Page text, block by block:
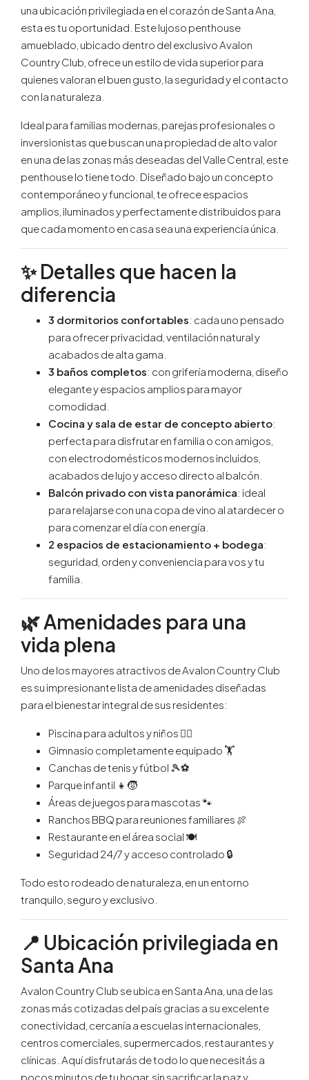
una ubicación privilegiada en el corazón de Santa Ana,
esta es tu oportunidad. Este lujoso penthouse
amueblado, ubicado dentro del exclusivo Avalon
Country Club, ofrece un estilo de vida superior para
quienes valoran el buen gusto, la seguridad y el contacto
con la naturaleza.
Ideal para familias modernas, parejas profesionales o
inversionistas que buscan una propiedad de alto valor
en una de las zonas más deseadas del Valle Central, este
penthouse lo tiene todo. Diseñado bajo un concepto
contemporáneo y funcional, te ofrece espacios
amplios, iluminados y perfectamente distribuidos para
que cada momento en casa sea una experiencia única.
✨ Detalles que hacen la
diferencia
3 dormitorios confortables: cada uno pensado
para ofrecer privacidad, ventilación natural y
acabados de alta gama.
3 baños completos: con grifería moderna, diseño
elegante y espacios amplios para mayor
comodidad.
Cocina y sala de estar de concepto abierto:
perfecta para disfrutar en familia o con amigos,
con electrodomésticos modernos incluidos,
acabados de lujo y acceso directo al balcón.
Balcón privado con vista panorámica: ideal
para relajarse con una copa de vino al atardecer o
para comenzar el día con energía.
2 espacios de estacionamiento + bodega:
seguridad, orden y conveniencia para vos y tu
familia.
🌿 Amenidades para una
vida plena
Uno de los mayores atractivos de Avalon Country Club
es su impresionante lista de amenidades diseñadas
para el bienestar integral de sus residentes:
Piscina para adultos y niños 🏊‍♀️
Gimnasio completamente equipado 🏋️
Canchas de tenis y fútbol 🎾⚽
Parque infantil 👧🧒
Áreas de juegos para mascotas 🐾
Ranchos BBQ para reuniones familiares 🍖
Restaurante en el área social 🍽️
Seguridad 24/7 y acceso controlado 🔒
Todo esto rodeado de naturaleza, en un entorno
tranquilo, seguro y exclusivo.
📍 Ubicación privilegiada en
Santa Ana
Avalon Country Club se ubica en Santa Ana, una de las
zonas más cotizadas del país gracias a su excelente
conectividad, cercanía a escuelas internacionales,
centros comerciales, supermercados, restaurantes y
clínicas. Aquí disfrutarás de todo lo que necesitás a
pocos minutos de tu hogar, sin sacrificar la paz y